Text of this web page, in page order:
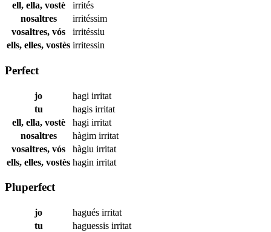
ell, ella, vostè
irrités
nosaltres
irritéssim
vosaltres, vós
irritéssiu
ells, elles, vostès irritessin
Perfect
jo hagi irritat
tu
hagis irritat
ell, ella, vostè
hagi irritat
nosaltres
hàgim irritat
vosaltres, vós
hàgiu irritat
ells, elles, vostès hagin irritat
Pluperfect
jo hagués irritat
tu
haguessis irritat